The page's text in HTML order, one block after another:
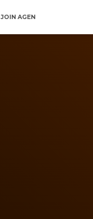
JOIN AGEN